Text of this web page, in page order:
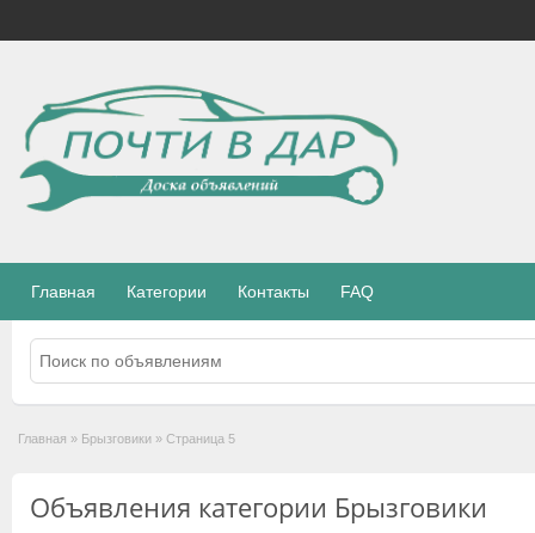
Главная Категории Контакты FAQ
Главная » Брызговики » Страница 5
Объявления категории Брызговики